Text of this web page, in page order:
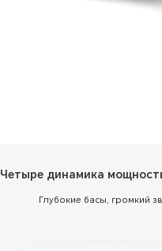
Четыре динамика
Глубокие басы, громкий